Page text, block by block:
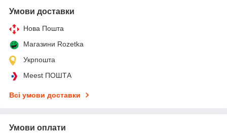
Умови доставки
Нова Пошта
Магазини Rozetka
Укрпошта
Meest ПОШТА
Всі умови доставки
Умови оплати